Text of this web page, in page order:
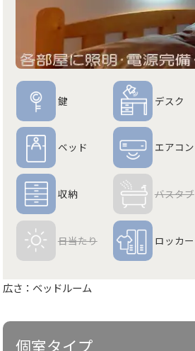
鍵 デスク
ベッド エアコン
収納 バスタブ
日当たり ロッカー
広さ：ベッドルーム
個室タイプ